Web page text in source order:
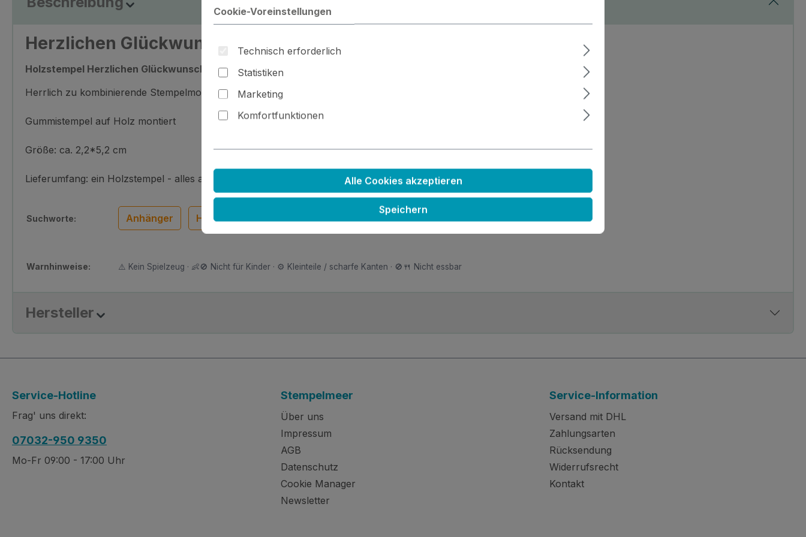
Herzlichen Glückwunsch 2
Holzstempel Herzlichen Glückwunsch 2
Herrlich zu kombinierende Stempelmotive für jede Gelegenheit!
Gummistempel auf Holz montiert
Größe: ca. 2,2*5,2 cm
Lieferumfang: ein Holzstempel - alles andere ist Deko bzw. Ein Gestaltungsbeispiel mit weiteren Stempeln
Suchworte: Anhänger Handschrift
Warnhinweise: ⚠️ Kein Spielzeug · 👶🚫 Nicht für Kinder · ⚙️ Kleinteile / scharfe Kanten · 🚫🍴 Nicht essbar
Hersteller
Service-Hotline
Frag' uns direkt:
07032-950 9350
Mo-Fr 09:00 - 17:00 Uhr
Stempelmeer
Über uns
Impressum
AGB
Datenschutz
Cookie Manager
Newsletter
Service-Information
Versand mit DHL
Zahlungsarten
Rücksendung
Widerrufsrecht
Kontakt
Cookie-Voreinstellungen
Technisch erforderlich
Statistiken
Marketing
Komfortfunktionen
Alle Cookies akzeptieren
Speichern